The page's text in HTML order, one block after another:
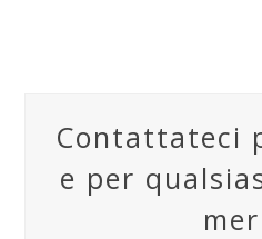
Contattateci
e per